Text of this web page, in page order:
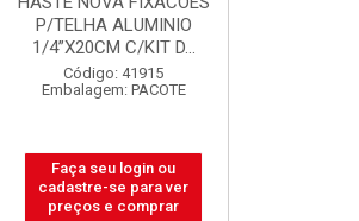
P/TELHA ALUMINIO
1/4”X20CM C/KIT D...
Código: 41915
Embalagem: PACOTE
Faça seu login ou
cadastre-se para ver
preços e comprar